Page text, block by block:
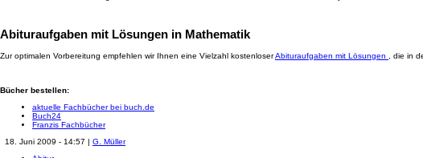
Abituraufgaben mit Lösungen in Mathematik
Zur optimalen Vorbereitung empfehlen wir Ihnen eine Vielzahl kostenloserAbituraufgaben mit Lösungen , die in
Bücher bestellen:
aktuelle Fachbücher bei buch.de
Buch24
Franzis Fachbücher
18. Juni 2009 - 14:57 | G. Müller